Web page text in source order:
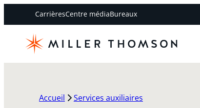
CarrièresCentre médiaBureaux
Accueil Services auxiliaires